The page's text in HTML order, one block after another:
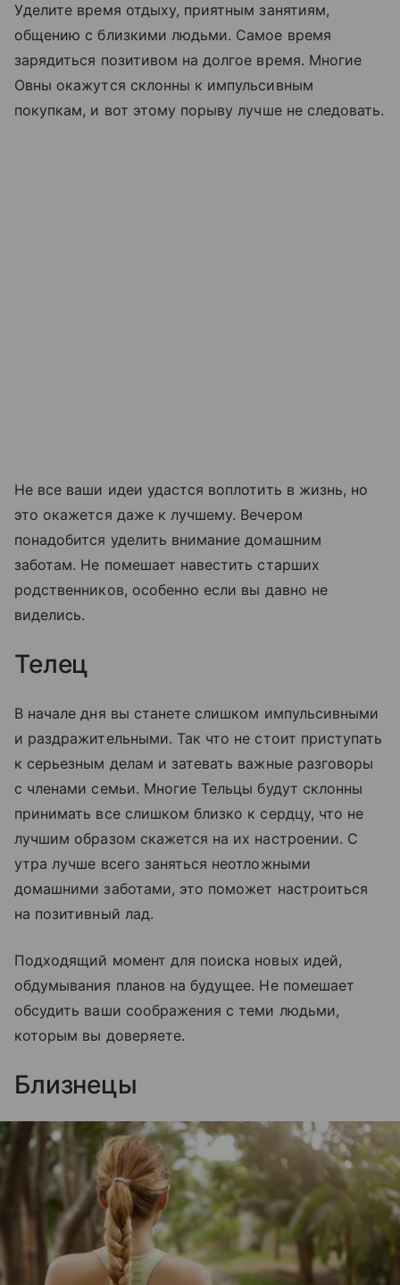
Уделите время отдыху, приятным занятиям,
общению с близкими людьми. Самое время
зарядиться позитивом на долгое время. Многие
Овны окажутся склонны к импульсивным
покупкам, и вот этому порыву лучше не следовать.
Не все ваши идеи удастся воплотить в жизнь, но
это окажется даже к лучшему. Вечером
понадобится уделить внимание домашним
заботам. Не помешает навестить старших
родственников, особенно если вы давно не
виделись.
Телец
В начале дня вы станете слишком импульсивными
и раздражительными. Так что не стоит приступать
к серьезным делам и затевать важные разговоры
с членами семьи. Многие Тельцы будут склонны
принимать все слишком близко к сердцу, что не
лучшим образом скажется на их настроении. С
утра лучше всего заняться неотложными
домашними заботами, это поможет настроиться
на позитивный лад.
Подходящий момент для поиска новых идей,
обдумывания планов на будущее. Не помешает
обсудить ваши соображения с теми людьми,
которым вы доверяете.
Близнецы